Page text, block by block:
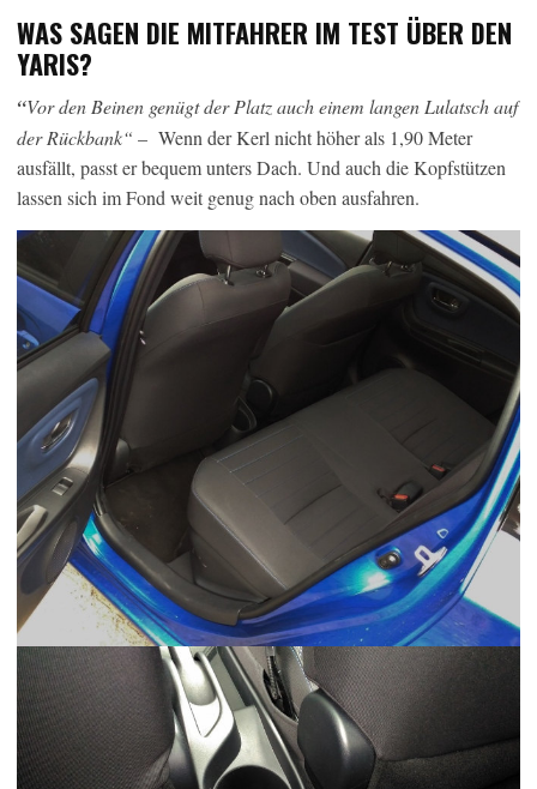
WAS SAGEN DIE MITFAHRER IM TEST ÜBER DEN
YARIS?
“Vor den Beinen genügt der Platz auch einem langen Lulatsch auf
der Rückbank“ – Wenn der Kerl nicht höher als 1,90 Meter
ausfällt, passt er bequem unters Dach. Und auch die Kopfstützen
lassen sich im Fond weit genug nach oben ausfahren.